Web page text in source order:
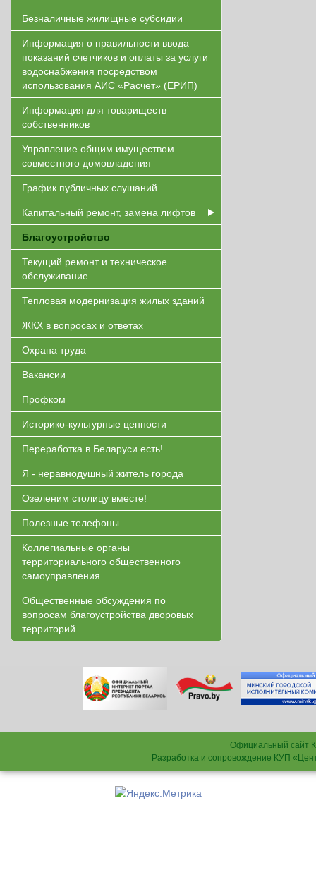
Безналичные жилищные субсидии
Информация о правильности ввода
показаний счетчиков и оплаты за услуги
водоснабжения посредством
использования АИС «Расчет» (ЕРИП)
Информация для товариществ
собственников
Управление общим имуществом
совместного домовладения
График публичных слушаний
Капитальный ремонт, замена лифтов
Благоустройство
Текущий ремонт и техническое
обслуживание
Тепловая модернизация жилых зданий
ЖКХ в вопросах и ответах
Охрана труда
Вакансии
Профком
Историко-культурные ценности
Переработка в Беларуси есть!
Я - неравнодушный житель города
Озеленим столицу вместе!
Полезные телефоны
Коллегиальные органы
территориального общественного
самоуправления
Общественные обсуждения по
вопросам благоустройства дворовых
территорий
Официальный сайт
Разработка и сопровождение КУП